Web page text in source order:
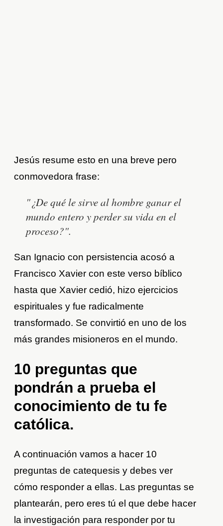
Jesús resume esto en una breve pero
conmovedora frase:
"¿De qué le sirve al hombre ganar el
mundo entero y perder su vida en el
proceso?".
San Ignacio con persistencia acosó a
Francisco Xavier con este verso bíblico
hasta que Xavier cedió, hizo ejercicios
espirituales y fue radicalmente
transformado. Se convirtió en uno de los
más grandes misioneros en el mundo.
10 preguntas que
pondrán a prueba el
conocimiento de tu fe
católica.
A continuación vamos a hacer 10
preguntas de catequesis y debes ver
cómo responder a ellas. Las preguntas se
plantearán, pero eres tú el que debe hacer
la investigación para responder por tu